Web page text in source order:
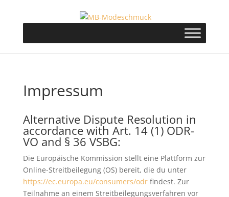
Impressum
Alternative Dispute Resolution in
accordance with Art. 14 (1) ODR-
VO and § 36 VSBG:
Die Europäische Kommission stellt eine Plattform zur
Online-Streitbeilegung (OS) bereit, die du unter
https://ec.europa.eu/consumers/odrfindest. Zur
Teilnahme an einem Streitbeilegungsverfahren vor